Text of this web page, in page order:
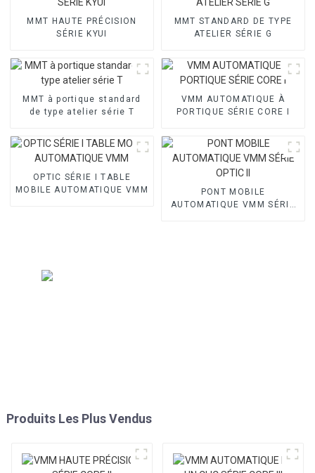
MMT HAUTE PRÉCISION
SÉRIE KYUI
MMT STANDARD DE TYPE
ATELIER SÉRIE G
MMT à portique standard
de type atelier série T
VMM AUTOMATIQUE À
PORTIQUE SÉRIE CORE I
OPTIC SÉRIE I TABLE
MOBILE AUTOMATIQUE VMM
PONT MOBILE
AUTOMATIQUE VMM SÉRIE
Produits Les Plus Vendus